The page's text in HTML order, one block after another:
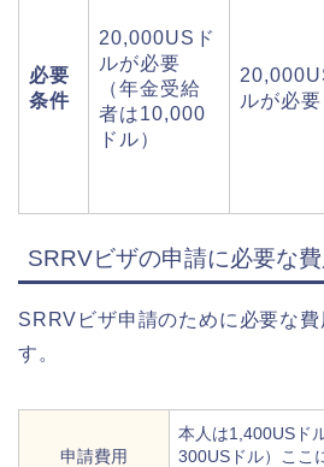
必要
条件
20,000USド
ルが必要
（年金受給
者は10,000
ドル）
ルが必要
SRRVビザの申請に必要な
SRRVビザ申請のために必要な
す。
申請費用
本人は1,400USド
300USドル）ここ